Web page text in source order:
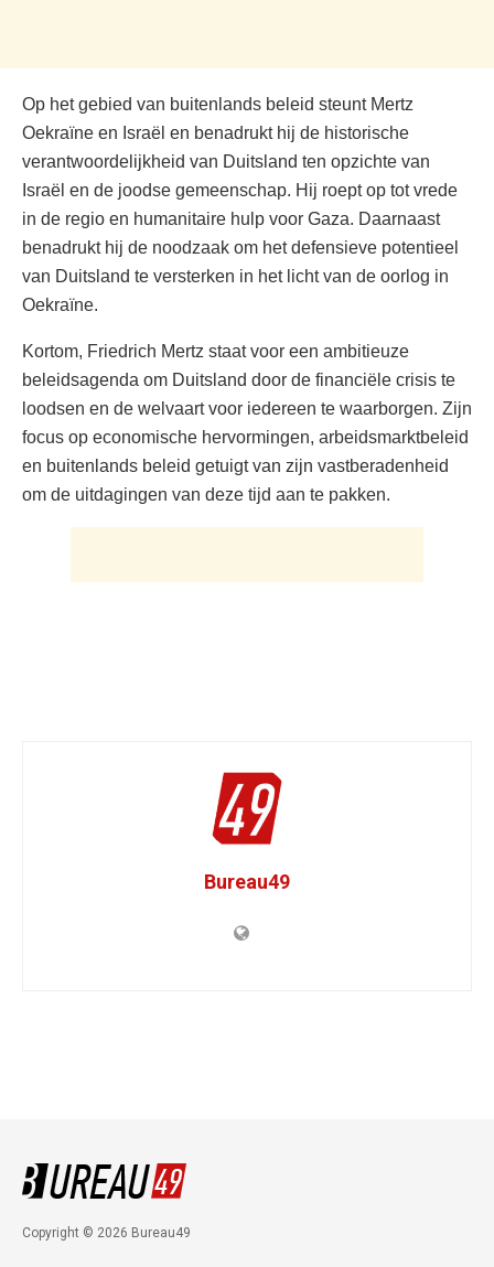
Op het gebied van buitenlands beleid steunt Mertz
Oekraïne en Israël en benadrukt hij de historische
verantwoordelijkheid van Duitsland ten opzichte van
Israël en de joodse gemeenschap. Hij roept op tot vrede
in de regio en humanitaire hulp voor Gaza. Daarnaast
benadrukt hij de noodzaak om het defensieve potentieel
van Duitsland te versterken in het licht van de oorlog in
Oekraïne.
Kortom, Friedrich Mertz staat voor een ambitieuze
beleidsagenda om Duitsland door de financiële crisis te
loodsen en de welvaart voor iedereen te waarborgen. Zijn
focus op economische hervormingen, arbeidsmarktbeleid
en buitenlands beleid getuigt van zijn vastberadenheid
om de uitdagingen van deze tijd aan te pakken.
Bureau49
Copyright © 2026 Bureau49